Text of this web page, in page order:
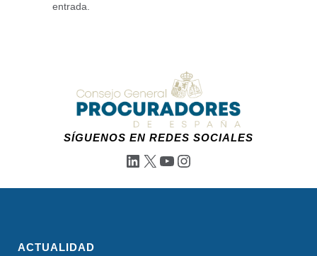
entrada.
SÍGUENOS EN REDES SOCIALES
LinkedIn
X YouTube
Instagram
ACTUALIDAD